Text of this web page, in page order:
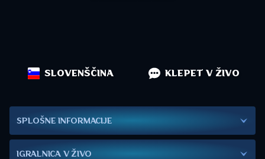
SLOVENŠČINA KLEPET V ŽIVO
SPLOŠNE INFORMACIJE
IGRALNICA V ŽIVO